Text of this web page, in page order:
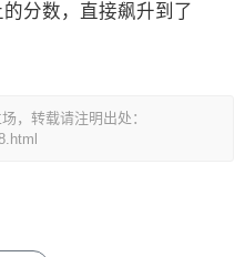
分数，直接飙升到了
，转载请注明出处：